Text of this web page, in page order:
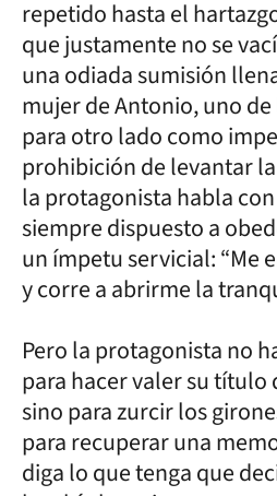
repetido hasta el
que justamente no se
una odiada sumisión
mujer de Antonio, uno
para otro lado como
prohibición de levantar
la protagonista habla
siempre dispuesto a
un ímpetu servicial: “Me
y corre a abrirme la
Pero la protagonista no
para hacer valer su título
sino para zurcir los
para recuperar una
diga lo que tenga que